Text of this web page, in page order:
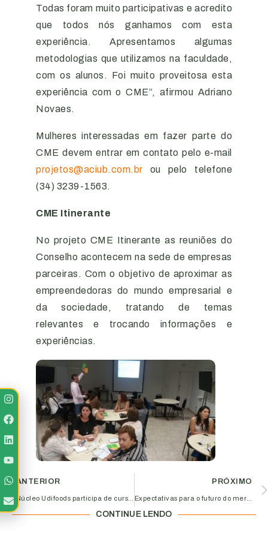
Todas foram muito participativas e acredito
que todos nós ganhamos com esta
experiência. Apresentamos algumas
metodologias que utilizamos na faculdade,
com os alunos. Foi muito proveitosa esta
experiência com o CME”, afirmou Adriano
Novaes.
Mulheres interessadas em fazer parte do
CME devem entrar em contato pelo e-mail
projetos@aciub.com.br ou pelo telefone
(34) 3239-1563.
CME Itinerante
No projeto CME Itinerante as reuniões do
Conselho acontecem na sede de empresas
parceiras. Com o objetivo de aproximar as
empreendedoras do mundo empresarial e
da sociedade, tratando de temas
relevantes e trocando informações e
experiências.
ANTERIOR PRÓXIMO
CONTINUE LENDO